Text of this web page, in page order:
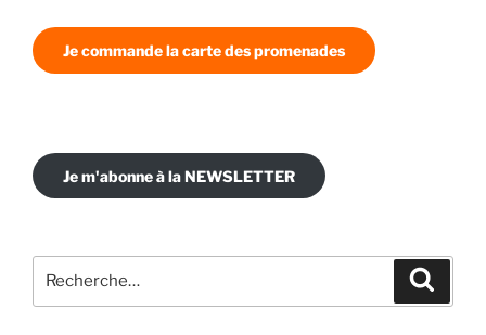
Je commande la carte des promenades
Je m'abonne à la NEWSLETTER
pour